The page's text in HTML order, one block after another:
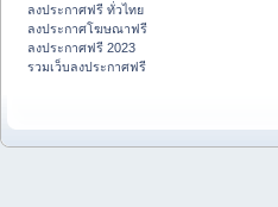
ลงประกาศฟรี ทั่วไทย
ลงประกาศโฆษณาฟรี
ลงประกาศฟรี 2023
รวมเว็บลงประกาศฟรี